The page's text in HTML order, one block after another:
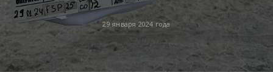
29 января 2024 года